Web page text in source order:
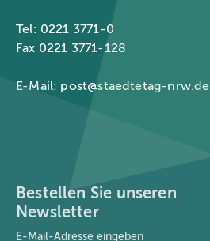
Tel: 0221 3771-0
Fax 0221 3771-128
E-Mail: post@staedtetag-nrw.de
Bestellen Sie unseren
Newsletter
E-Mail-Adresse